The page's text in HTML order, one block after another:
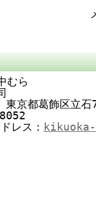
むら
京都葛飾区立
レス：